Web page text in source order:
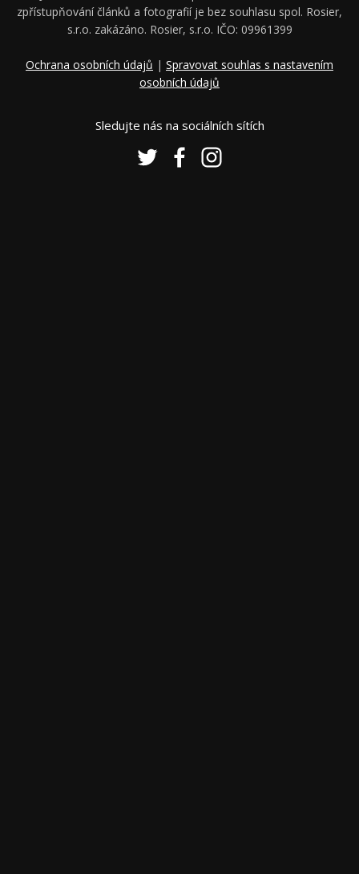
zpřístupňování článků a fotografií je bez souhlasu spol. Rosier,
s.r.o. zakázáno. Rosier, s.r.o. IČO: 09961399
Ochrana osobních údajů | Spravovat souhlas s nastavením
osobních údajů
Sledujte nás na sociálních sítích